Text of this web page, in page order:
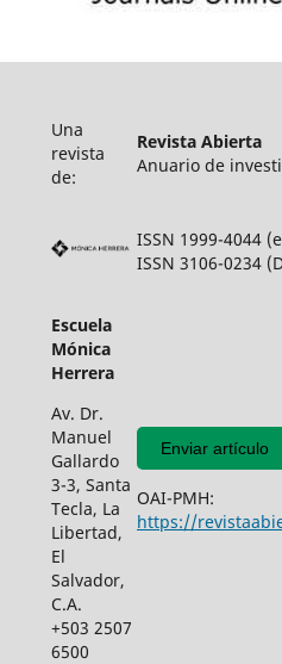
Una
revista
de:
Revista Abierta
Anuario de
ISSN 1999-4044
ISSN 3106-0234
Escuela
Mónica
Herrera
Av. Dr.
Manuel
Gallardo
3-3, Santa
Tecla, La
Libertad,
El
Salvador,
C.A.
+503 2507
6500
Enviar artículo
OAI-PMH:
https://